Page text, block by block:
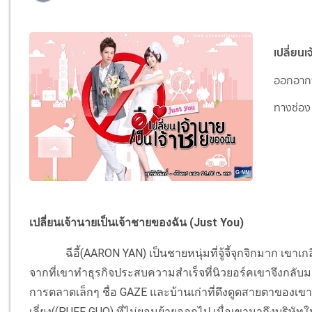
เปลี่ยน
ออกอา
ทางช่อ
เปลี่ยนเจ้านายเป็นเจ้าชายของฉัน (Just You)
ฉีอี้(AARON YAN) เป็นชายหนุ่มที่จู้จี้จุกจิกมาก เขาเก
จากที่เขาทำธุรกิจประสบความสำเร็จที่นิวยอร์คเขาจึงกลั
การตลาดเล็กๆ ชื่อ GAZE และบ้านเก่าที่ดึงดูดสายตาของเ